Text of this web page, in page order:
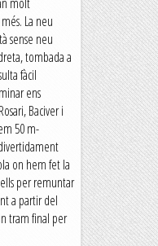
La neu
sense neu
tombada a
fàcil
ens
Baciver i
50 m-
on hem fet la
per remuntar
a partir del
tram final per